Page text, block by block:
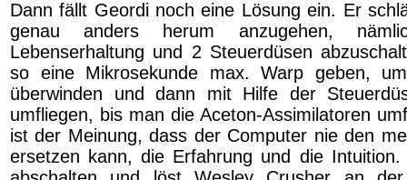
Dann fällt Geordi noch eine Lösung ein. Er
genau anders herum anzugehen,
Lebenserhaltung und 2 Steuerdüsen
so eine Mikrosekunde max. Warp geben,
überwinden und dann mit Hilfe der
umfliegen, bis man die Aceton-Assimilatoren
ist der Meinung, dass der Computer nie den
ersetzen kann, die Erfahrung und die